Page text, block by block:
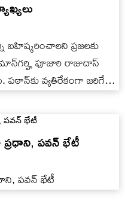
ప్రజలకు
పూజారి రాజుదాస్
పఠాన్‌కు వ్యతిరేకంగా జరిగే
పవన్ భేటీ
పవన్ భేటీ